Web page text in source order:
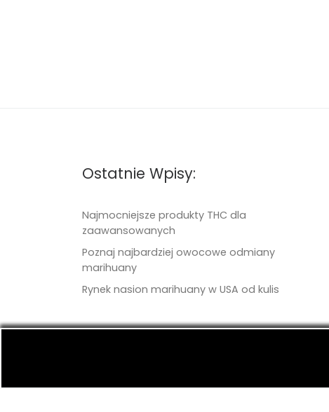
Ostatnie Wpisy:
Najmocniejsze produkty THC dla
zaawansowanych
Poznaj najbardziej owocowe odmiany
marihuany
Rynek nasion marihuany w USA od kulis